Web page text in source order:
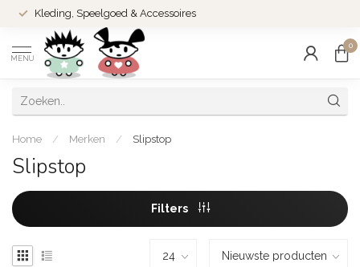
Kleding, Speelgoed & Accessoires
MENU
0
Home / Merken / Slipstop
Slipstop
Filters